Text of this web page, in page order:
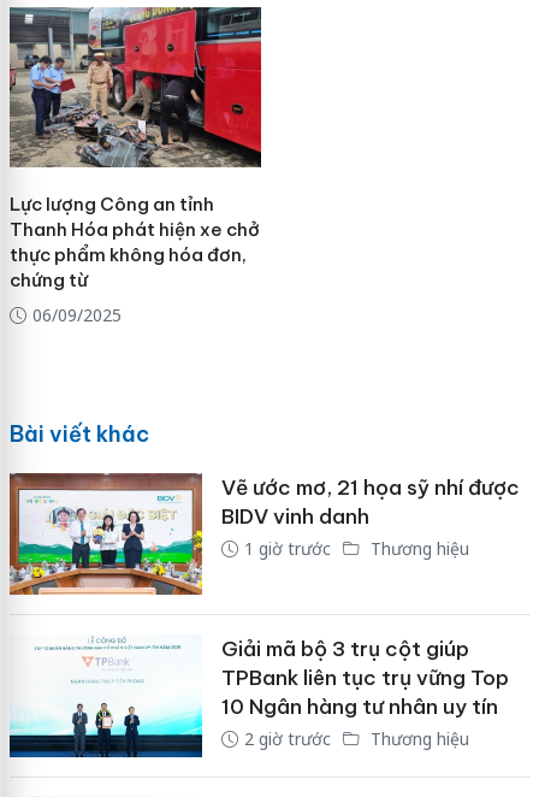
Lực lượng Công an tỉnh
Thanh Hóa phát hiện xe chở
thực phẩm không hóa đơn,
chứng từ
06/09/2025
Bài viết khác
Vẽ ước mơ, 21 họa sỹ nhí được
BIDV vinh danh
1 giờ trước Thương hiệu
Giải mã bộ 3 trụ cột giúp
TPBank liên tục trụ vững Top
10 Ngân hàng tư nhân uy tín
2 giờ trước Thương hiệu